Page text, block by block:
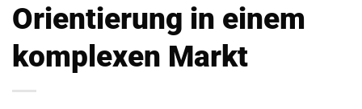
Orientierung in einem
komplexen Markt